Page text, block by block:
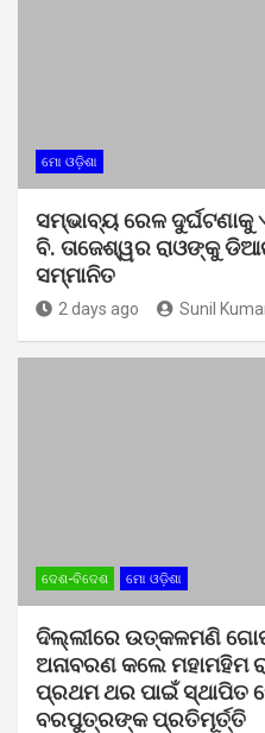
ମୋ ଓଡ଼ିଶା
ସମ୍ଭାବ୍ୟ ରେଳ
ବି. ତାଜେଶ୍ୱର ରାଓଙ୍କୁ
ସମ୍ମାନିତ
2 days ago Sunil
ଦେଶ-ବିଦେଶ ମୋ ଓଡ଼ିଶା
ଦିଲ୍ଲୀରେ ଉତ୍କଳମଣି
ଅନାବରଣ କଲେ ମହାମହିମ
ପ୍ରଥମ ଥର ପାଇଁ ସ୍ଥାପିତ
ବରପୁତ୍ରଙ୍କ ପ୍ରତିମୂର୍ତ୍ତି